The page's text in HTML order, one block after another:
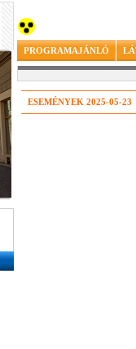
PROGRAMAJÁNLÓ
ESEMÉNYEK 2025-05-23